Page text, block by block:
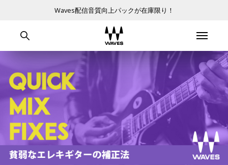
Waves配信音質向上パックが在庫限り！